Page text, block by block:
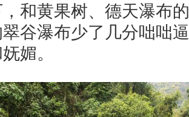
和黄果树、德天瀑布
谷瀑布少了几分咄咄
媚。